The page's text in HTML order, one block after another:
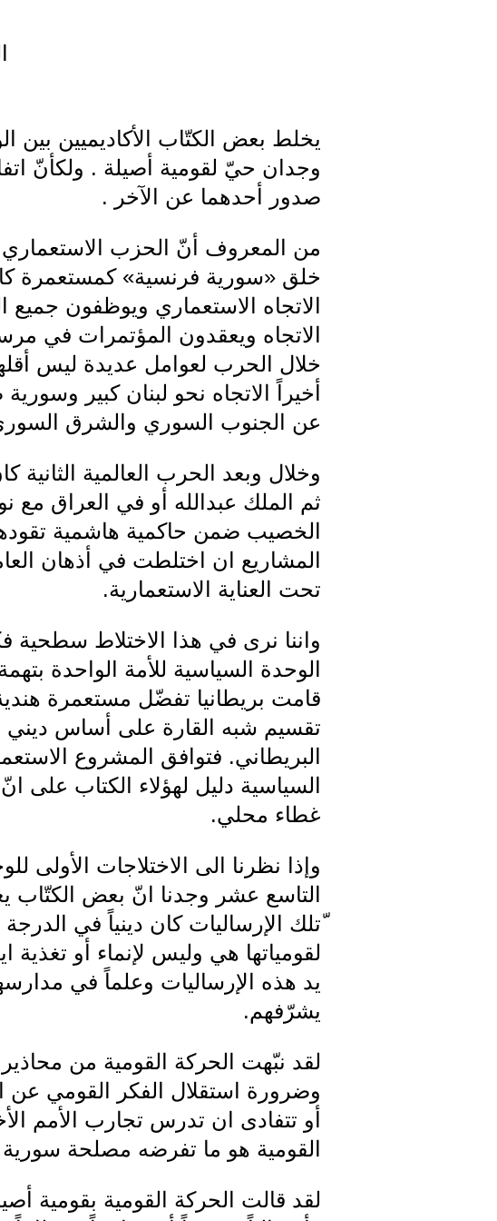
يخلط بعض الكتّاب الأكاديميين
وجدان حيّ لقومية أصيلة . ولكأنّ
صدور أحدهما عن الآخر .
من المعروف أنّ الحزب الاستعماري
خلق «سورية فرنسية» كمستعمرة
الاتجاه الاستعماري ويوظفون جميع
الاتجاه ويعقدون المؤتمرات في
خلال الحرب لعوامل عديدة ليس
أخيراً الاتجاه نحو لبنان كبير
عن الجنوب السوري والشرق
وخلال وبعد الحرب العالمية الثانية
ثم الملك عبدالله أو في العراق مع
الخصيب ضمن حاكمية هاشمية
المشاريع ان اختلطت في أذهان
تحت العناية الاستعمارية.
واننا نرى في هذا الاختلاط سطحية
الوحدة السياسية للأمة الواحدة
قامت بريطانيا تفضّل مستعمرة
تقسيم شبه القارة على أساس ديني
البريطاني. فتوافق المشروع
السياسية دليل لهؤلاء الكتاب
غطاء محلي.
وإذا نظرنا الى الاختلاجات الأولى
التاسع عشر وجدنا انّ بعض الكتّاب
ّتلك الإرساليات كان دينياً في
لقومياتها هي وليس لإنماء أو تغذية
يد هذه الإرساليات وعلماً في
يشرّفهم.
لقد نبّهت الحركة القومية من محاذير
وضرورة استقلال الفكر القومي عن
أو تتفادى ان تدرس تجارب الأمم
القومية هو ما تفرضه مصلحة سورية
لقد قالت الحركة القومية بقومية